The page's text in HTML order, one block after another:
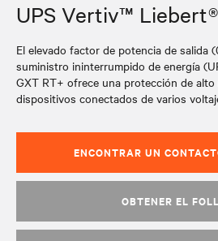
UPS Vertiv™
El elevado factor de potencia de salida
suministro ininterrumpido de energía
GXT RT+ ofrece una protección de
dispositivos conectados de varios
ENCONTRAR UN
OBTENER EL